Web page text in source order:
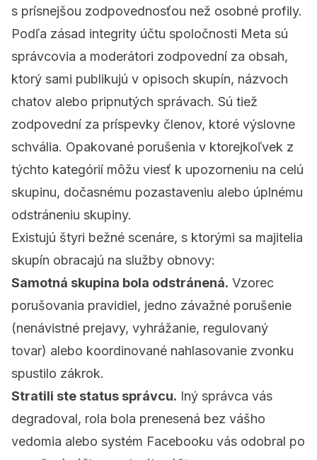
s prísnejšou zodpovednosťou než osobné profily.
Podľa zásad integrity účtu spoločnosti Meta sú
správcovia a moderátori zodpovední za obsah,
ktorý sami publikujú v opisoch skupín, názvoch
chatov alebo pripnutých správach. Sú tiež
zodpovední za príspevky členov, ktoré výslovne
schvália. Opakované porušenia v ktorejkoľvek z
týchto kategórií môžu viesť k upozorneniu na celú
skupinu, dočasnému pozastaveniu alebo úplnému
odstráneniu skupiny.
Existujú štyri bežné scenáre, s ktorými sa majitelia
skupín obracajú na služby obnovy:
Samotná skupina bola odstránená. Vzorec
porušovania pravidiel, jedno závažné porušenie
(nenávistné prejavy, vyhrážanie, regulovaný
tovar) alebo koordinované nahlasovanie zvonku
spustilo zákrok.
Stratili ste status správcu. Iný správca vás
degradoval, rola bola prenesená bez vášho
vedomia alebo systém Facebooku vás odobral po